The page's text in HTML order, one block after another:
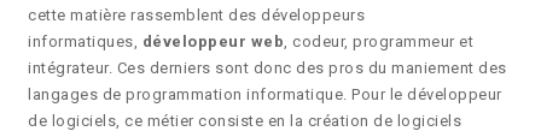
cette matière rassemblent des développeurs
informatiques, développeur web, codeur, programmeur et
intégrateur. Ces derniers sont donc des pros du maniement des
langages de programmation informatique. Pour le développeur
de logiciels, ce métier consiste en la création de logiciels